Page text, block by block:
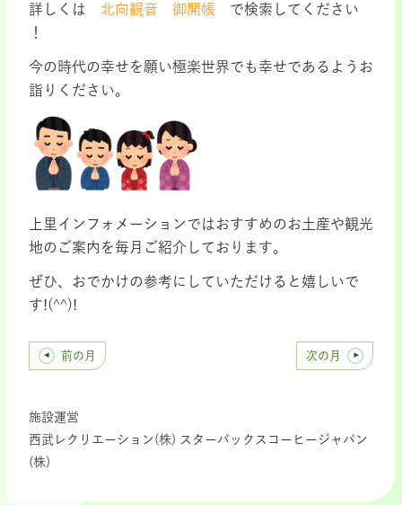
詳しくは 北向観音 御開帳 で検索してください
！
今の時代の幸せを願い極楽世界でも幸せであるようお
詣りください。
上里インフォメーションではおすすめのお土産や観光
地のご案内を毎月ご紹介しております。
ぜひ、おでかけの参考にしていただけると嬉しいで
す!(^^)!
前の月 次の月
施設運営
西武レクリエーション(株) スターバックスコーヒージャパン
(株)